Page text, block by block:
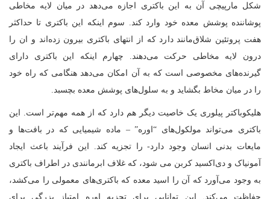
شکل مارپیچی آن به این باکتری اجازه می‌دهد در میان لایه مخاطی
پوشاننده پوشش معده خود وارد کند. سوم اینکه این باکتری تا حداکثر
هفت پروتئین شلاق‌مانند دارد که از انتهای باکتری بیرون زده‌اند و ان را
درون لایه مخاطی حرکت می‌دهند. چهارم اینکه این باکتری دارای
گیرنده‌های مخصوصی است که به آن امکان می‌دهد هنگامی که راه خود
را در میان مخاط بگشاید و به سلول‌های پوشش معده بچسبد.
هلیکوباکتر پیلوری یک خاصیت دیگر هم دارد که از همه مهم‌تر است. این
باکتری می‌تواند مولکول‌های “اوره” – ماده شیمیایی که در بافت‌ها و
مایعات بدنی انسان وجود دارد- را تجزیه کند. این فرآیند باعث ایجاد
آمونیاک و دی‌اکسید کربن می شود، که غلاف‌ ابرمانندی در اطراف باکتری
به وجود می‌‌‌آورد که آن را اسید معده که باکتری‌های معمولی را می‌کشد،
حفاظت می‌کند. این توانایی برای تجزیه اوره امتیاز بزرگی برای